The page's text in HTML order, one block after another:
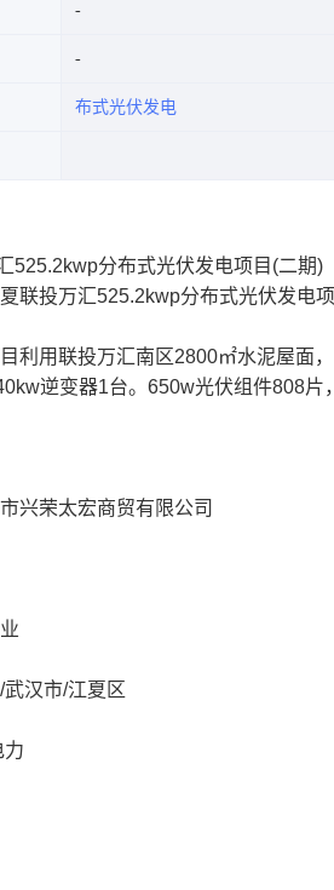
布式光伏发电
525.2kwp分布式光伏发电项目(二期)
联投万汇525.2kwp分布式光伏发电
利用联投万汇南区2800㎡水泥屋面
逆变器1台。650w光伏组件808
兴荣太宏商贸有限公司
汉市/江夏区
力